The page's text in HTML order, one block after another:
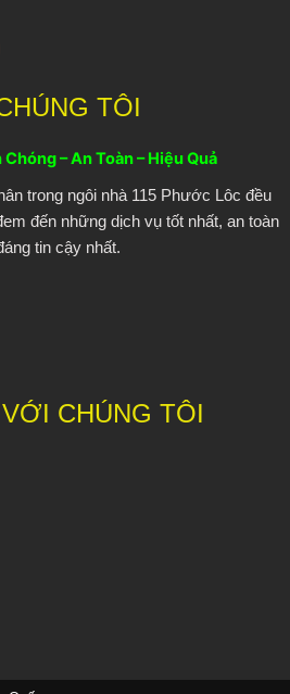
TÔI
– An Toàn – Hiệu Quả
trong ngôi nhà 115 Phước Lôc đều
đến những dịch vụ tốt nhất, an toàn
tin cậy nhất.
CHÚNG TÔI